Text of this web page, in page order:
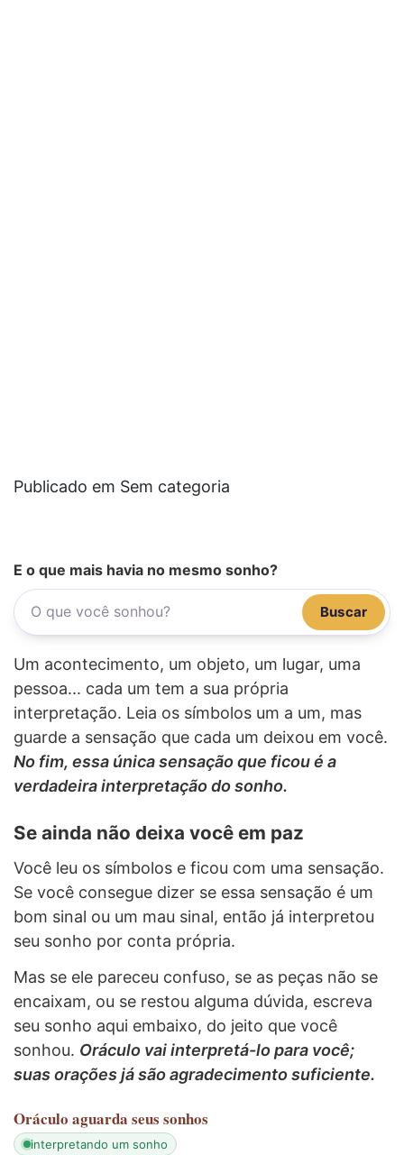
Publicado em Sem categoria
E o que mais havia no mesmo sonho?
Buscar
Um acontecimento, um objeto, um lugar, uma
pessoa... cada um tem a sua própria
interpretação. Leia os símbolos um a um, mas
guarde a sensação que cada um deixou em você.
No fim, essa única sensação que ficou é a
verdadeira interpretação do sonho.
Se ainda não deixa você em paz
Você leu os símbolos e ficou com uma sensação.
Se você consegue dizer se essa sensação é um
bom sinal ou um mau sinal, então já interpretou
seu sonho por conta própria.
Mas se ele pareceu confuso, se as peças não se
encaixam, ou se restou alguma dúvida, escreva
seu sonho aqui embaixo, do jeito que você
sonhou. Oráculo vai interpretá-lo para você;
suas orações já são agradecimento suficiente.
Oráculo aguarda seus sonhos
interpretando um sonho